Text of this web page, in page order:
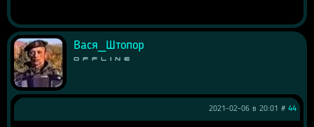
Вася_Штопор
Offline
2021-02-06 в 20:01 # 44